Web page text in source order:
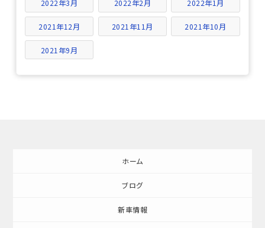
2022年3月 2022年2月 2022年1月
2021年12月 2021年11月 2021年10月
2021年9月
ホーム
ブログ
新車情報